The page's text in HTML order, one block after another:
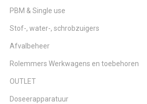
PBM & Single use
Stof-, water-, schrobzuigers
Afvalbeheer
Rolemmers Werkwagens en toebehoren
OUTLET
Doseerapparatuur